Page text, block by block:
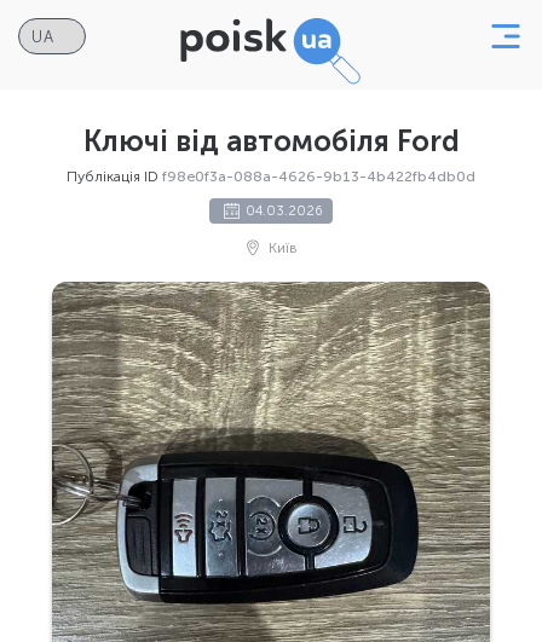
Ключі від автомобіля Ford
Публікація ID f98e0f3a-088a-4626-9b13-4b422fb4db0d
04.03.2026
Київ